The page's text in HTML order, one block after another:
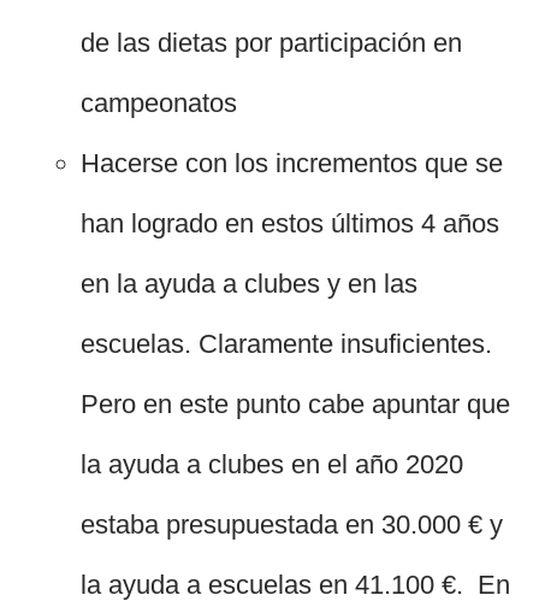
de las dietas por participación en
campeonatos
Hacerse con los incrementos que se
han logrado en estos últimos 4 años
en la ayuda a clubes y en las
escuelas. Claramente insuficientes.
Pero en este punto cabe apuntar que
la ayuda a clubes en el año 2020
estaba presupuestada en 30.000 € y
la ayuda a escuelas en 41.100 €. En